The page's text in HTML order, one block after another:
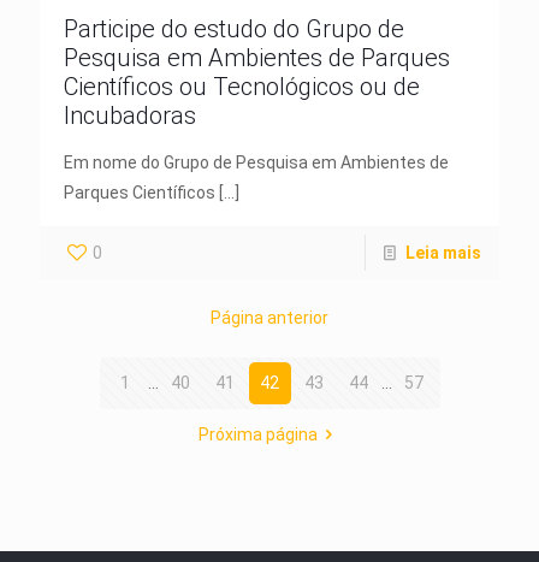
Participe do estudo do Grupo de
Pesquisa em Ambientes de Parques
Científicos ou Tecnológicos ou de
Incubadoras
Em nome do Grupo de Pesquisa em Ambientes de
Parques Científicos
0 Leia mais
Página anterior
1 40 41 42 43 44 57
Próxima página